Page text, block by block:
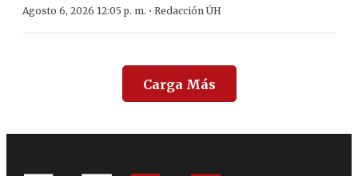
Agosto 6, 2026 12:05 p. m. · Redacción ÚH
Carga Más